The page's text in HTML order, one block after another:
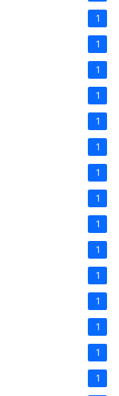
1
1
1
1
1
1
1
1
1
1
1
1
1
1
1